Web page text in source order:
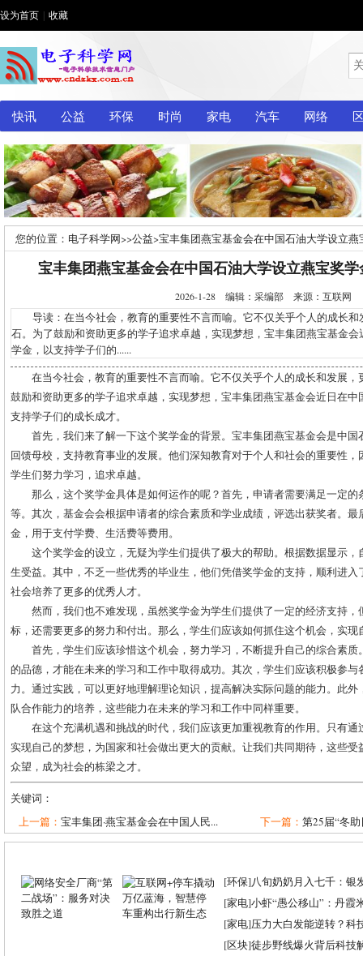
设为首页 收藏
快讯 公益 环保 时尚 家电 汽车 网络
您的位置： 电子科学网>>公益>宝丰集团燕宝基金会在中国石油大学设立
宝丰集团燕宝基金会在中国石油大学设立燕宝奖
2026-1-28 编辑：采编部 来源：互联网
导读：在当今社会，教育的重要性不言而喻。它不仅关乎个人的成长和
石。为了鼓励和资助更多的学子追求卓越，实现梦想，宝丰集团燕宝基金
学金，以支持学子们的......
在当今社会，教育的重要性不言而喻。它不仅关乎个人的成长和发展
鼓励和资助更多的学子追求卓越，实现梦想，宝丰集团燕宝基金会近日在
支持学子们的成长成才。
首先，我们来了解一下这个奖学金的背景。宝丰集团燕宝基金会是中
回馈母校，支持教育事业的发展。他们深知教育对于个人和社会的重要性
学生们努力学习，追求卓越。
那么，这个奖学金具体是如何运作的呢？首先，申请者需要满足一定
等。其次，基金会会根据申请者的综合素质和学业成绩，评选出获奖者。
金，用于支付学费、生活费等费用。
这个奖学金的设立，无疑为学生们提供了极大的帮助。根据数据显示
生受益。其中，不乏一些优秀的毕业生，他们凭借奖学金的支持，顺利进
社会培养了更多的优秀人才。
然而，我们也不难发现，虽然奖学金为学生们提供了一定的经济支持，
标，还需要更多的努力和付出。那么，学生们应该如何抓住这个机会，实现
首先，学生们应该珍惜这个机会，努力学习，不断提升自己的综合素
的品德，才能在未来的学习和工作中取得成功。其次，学生们应该积极参
力。通过实践，可以更好地理解理论知识，提高解决实际问题的能力。此
队合作能力的培养，这些能力在未来的学习和工作中同样重要。
在这个充满机遇和挑战的时代，我们应该更加重视教育的作用。只有
实现自己的梦想，为国家和社会做出更大的贡献。让我们共同期待，这些
众望，成为社会的栋梁之才。
关键词：
上一篇： 宝丰集团·燕宝基金会在中国人民... 下一篇： 第25届“冬
[环保]八旬奶奶月入七千：银
[家电]小虾“愚公移山”：丹霞
[家电]压力大白发能逆转？科
[区块]徒步野线爆火背后科技